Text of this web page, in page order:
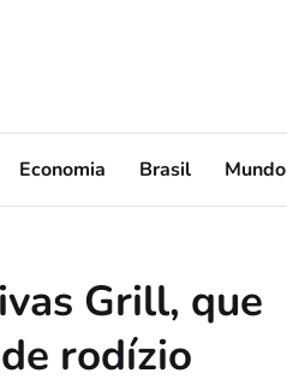
Economia Brasil Mundo
Grill, que
rodízio